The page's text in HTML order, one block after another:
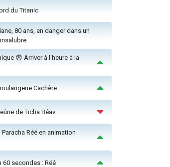
du Titanic
80 ans, en danger dans un
😨 Arriver à l'heure à la
Cachère
de Ticha Béav
Réé en animation
60 secondes : Réé